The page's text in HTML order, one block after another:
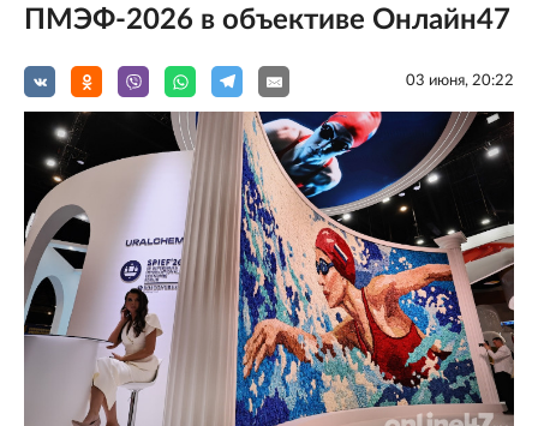
ПМЭФ-2026 в объективе Онлайн47
03 июня, 20:22